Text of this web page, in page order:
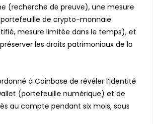
(recherche de preuve), une mesure
de crypto-monnaie
mesure limitée dans le temps), et
les droits patrimoniaux de la
à Coinbase de révéler l’identité
(portefeuille numérique) et de
au compte pendant six mois, sous